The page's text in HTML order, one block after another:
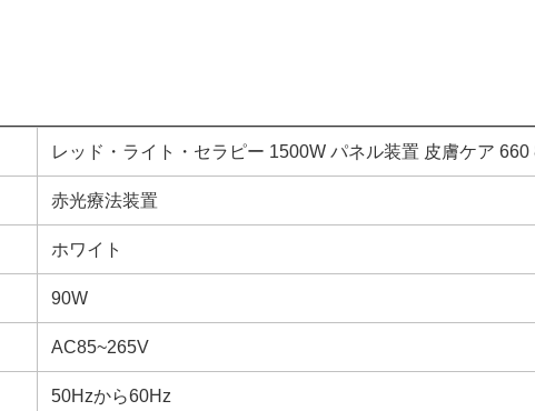
レッド・ライト・セラピー 1500W パネル装置 皮膚ケア 660
赤光療法装置
ホワイト
90W
AC85~265V
50Hzから60Hz